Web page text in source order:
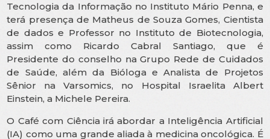
Tecnologia da Informação no Instituto Mário Penna, e
terá presença de Matheus de Souza Gomes, Cientista
de dados e Professor no Instituto de Biotecnologia,
assim como Ricardo Cabral Santiago, que é
Presidente do conselho na Grupo Rede de Cuidados
de Saúde, além da Bióloga e Analista de Projetos
Sênior na Varsomics, no Hospital Israelita Albert
Einstein, a Michele Pereira.
O Café com Ciência irá abordar a Inteligência Artificial
(IA) como uma grande aliada à medicina oncológica. É